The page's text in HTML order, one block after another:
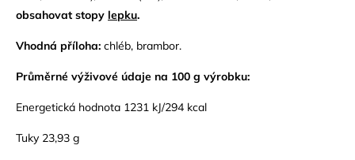
obsahovat stopy lepku.
Vhodná příloha: chléb, brambor.
Průměrné výživové údaje na 100 g výrobku:
Energetická hodnota 1231 kJ/294 kcal
Tuky 23,93 g